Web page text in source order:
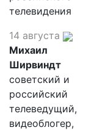
телевидения
14 августа
Михаил
Ширвиндт
советский и
российский
телеведущий,
видеоблогер,